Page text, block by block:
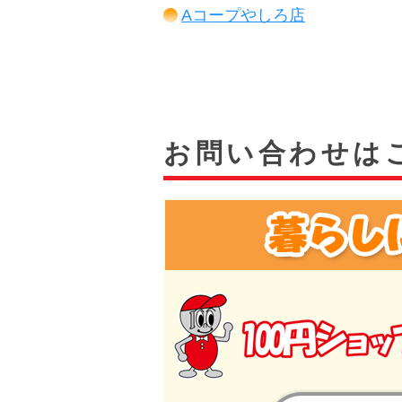
Aコープやしろ店
お問い合わせは